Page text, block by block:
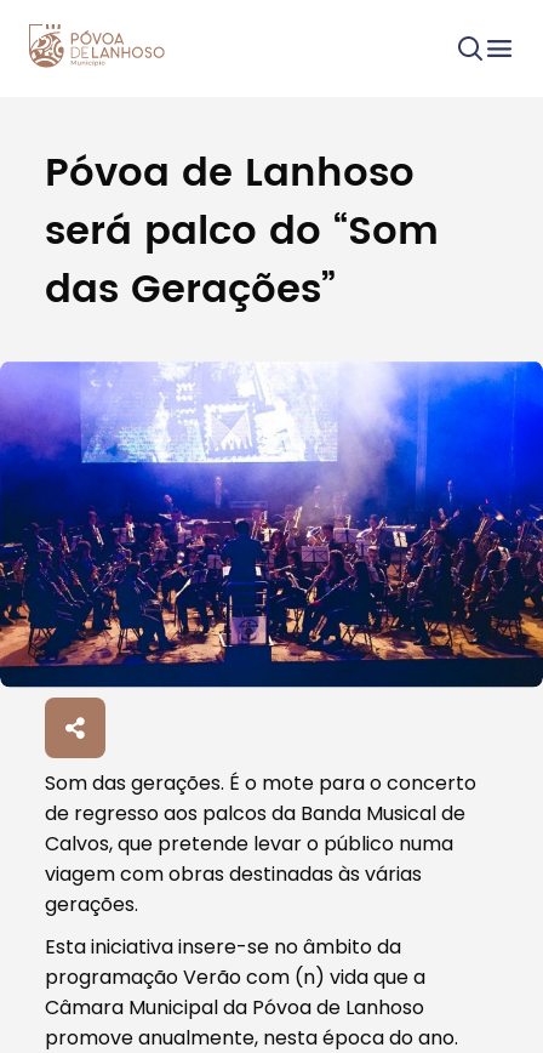
Procurar
Tipo de conteúdo
Filtros
Póvoa de Lanhoso
será palco do “Som
das Gerações”
Som das gerações. É o mote para o concerto
de regresso aos palcos da Banda Musical de
Calvos, que pretende levar o público numa
viagem com obras destinadas às várias
gerações.
Esta iniciativa insere-se no âmbito da
programação Verão com (n) vida que a
Câmara Municipal da Póvoa de Lanhoso
promove anualmente, nesta época do ano.